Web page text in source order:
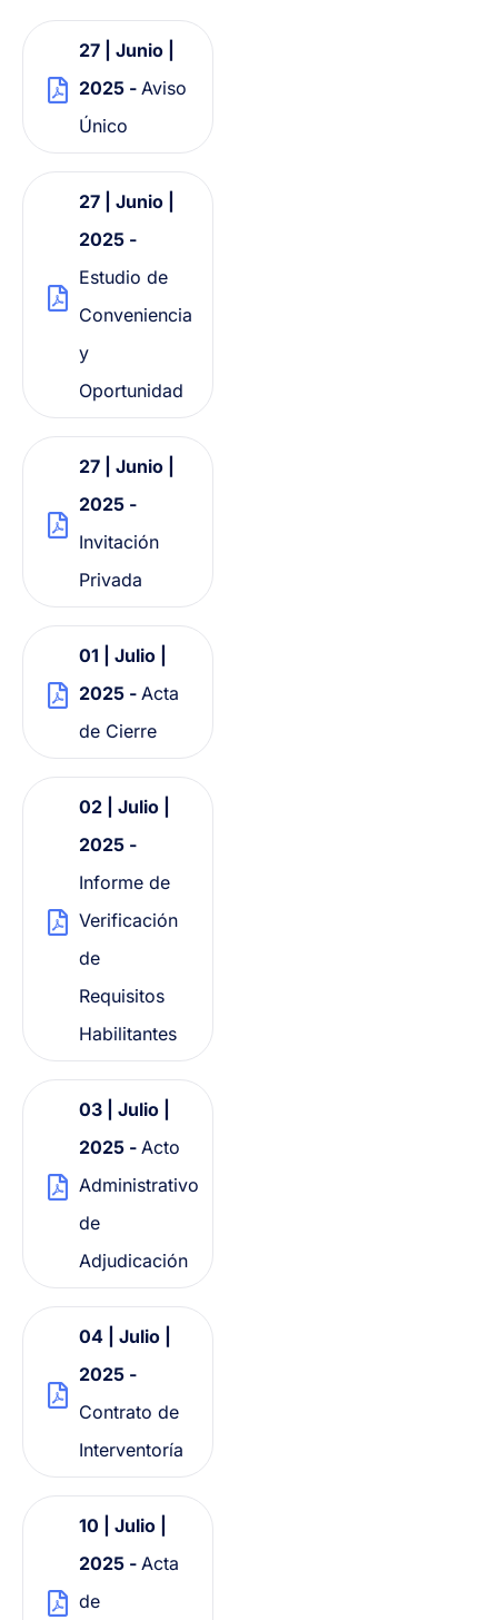
27 | Junio |
2025 - Aviso
Único
27 | Junio |
2025 -
Estudio de
Conveniencia
y
Oportunidad
27 | Junio |
2025 -
Invitación
Privada
01 | Julio |
2025 - Acta
de Cierre
02 | Julio |
2025 -
Informe de
Verificación
de
Requisitos
Habilitantes
03 | Julio |
2025 - Acto
Administrativo
de
Adjudicación
04 | Julio |
2025 -
Contrato de
Interventoría
10 | Julio |
2025 - Acta
de